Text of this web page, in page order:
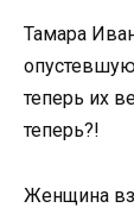
Тамара
теперь их
теперь?!
Женщина